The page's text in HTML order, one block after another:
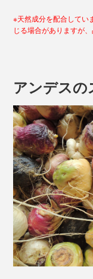
※天然成分を配合してい
じる場合がありますが
アンデスの